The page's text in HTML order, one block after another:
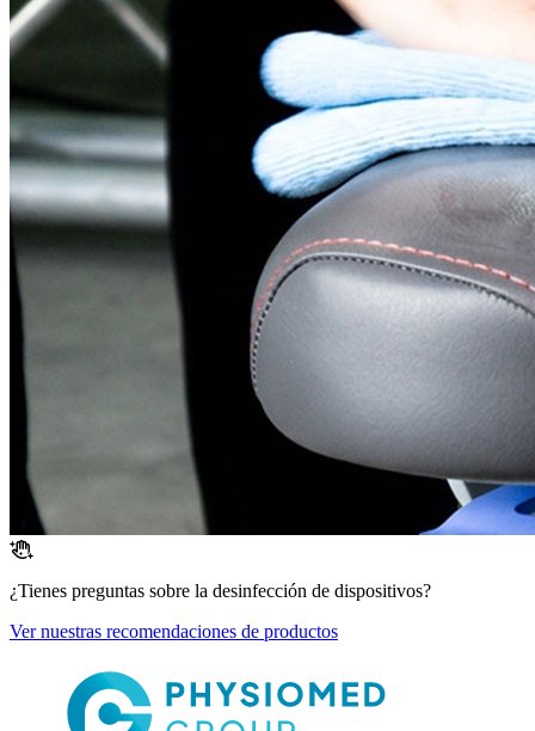
¿Tienes preguntas sobre la desinfección de dispositivos?
Ver nuestras recomendaciones de productos